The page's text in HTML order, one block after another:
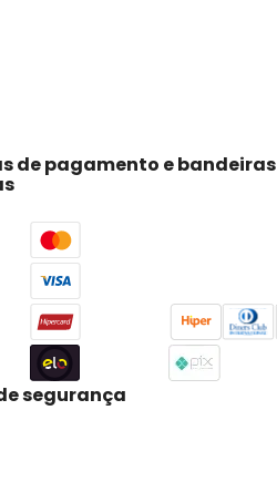
de pagamento e bandeiras
segurança